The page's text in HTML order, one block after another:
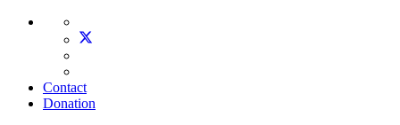
Contact
Donation